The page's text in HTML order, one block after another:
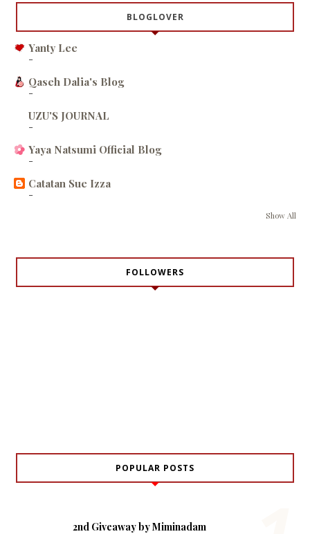
BLOGLOVER
Yanty Lee
-
Qaseh Dalia's Blog
-
UZU'S JOURNAL
-
Yaya Natsumi Official Blog
-
Catatan Sue Izza
-
Show All
FOLLOWERS
POPULAR POSTS
2nd Giveaway by Miminadam